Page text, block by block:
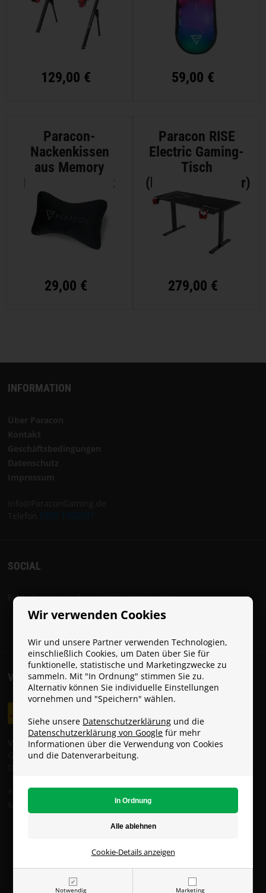
Wir verwenden Cookies
Wir und unsere Partner verwenden Technologien,
einschließlich Cookies, um Daten über Sie für
funktionelle, statistische und Marketingzwecke zu
sammeln. Mit "In Ordnung" stimmen Sie zu.
Alternativ können Sie individuelle Einstellungen
vornehmen und "Speichern" wählen.
Siehe unsere Datenschutzerklärung und die
Datenschutzerklärung von Google für mehr
Informationen über die Verwendung von Cookies
und die Datenverarbeitung.
Notwendig Marketing
Cookie-Details anzeigen
129,00 € 59,00 €
Paracon-
Nackenkissen
aus Memory
Foam - Schwarz
29,00 €
Paracon RISE
Electric Gaming-
Tisch
(höhenverstellbar)
279,00 €
INFORMATION
0800 1000097
SOCIAL
Folge Paracon in den sozialen Netzwerken:
VERSANDKOSTEN
Versandkosten:
GLS: 6 € (Gratis ab 49 €)
* Die Standardlieferung ist KOSTENLOS, solange du den
Mindestbestellwert von 49 € erreichst.
Copyright © - Alle Rechte vorbehalten